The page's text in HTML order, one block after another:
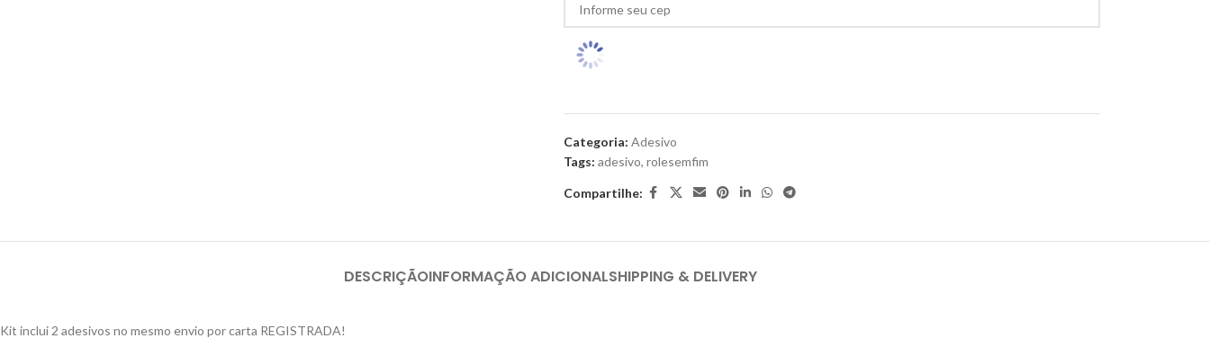
Categoria: Adesivo
Tags: adesivo, rolesemfim
Compartilhe:
DESCRIÇÃOINFORMAÇÃO ADICIONALSHIPPING & DELIVERY
Kit inclui 2 adesivos no mesmo envio por carta REGISTRADA!